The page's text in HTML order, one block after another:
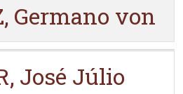
Germano von
José Júlio